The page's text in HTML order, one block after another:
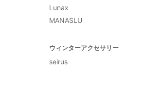
Lunax
MANASLU
ウィンターアクセサリー
seirus